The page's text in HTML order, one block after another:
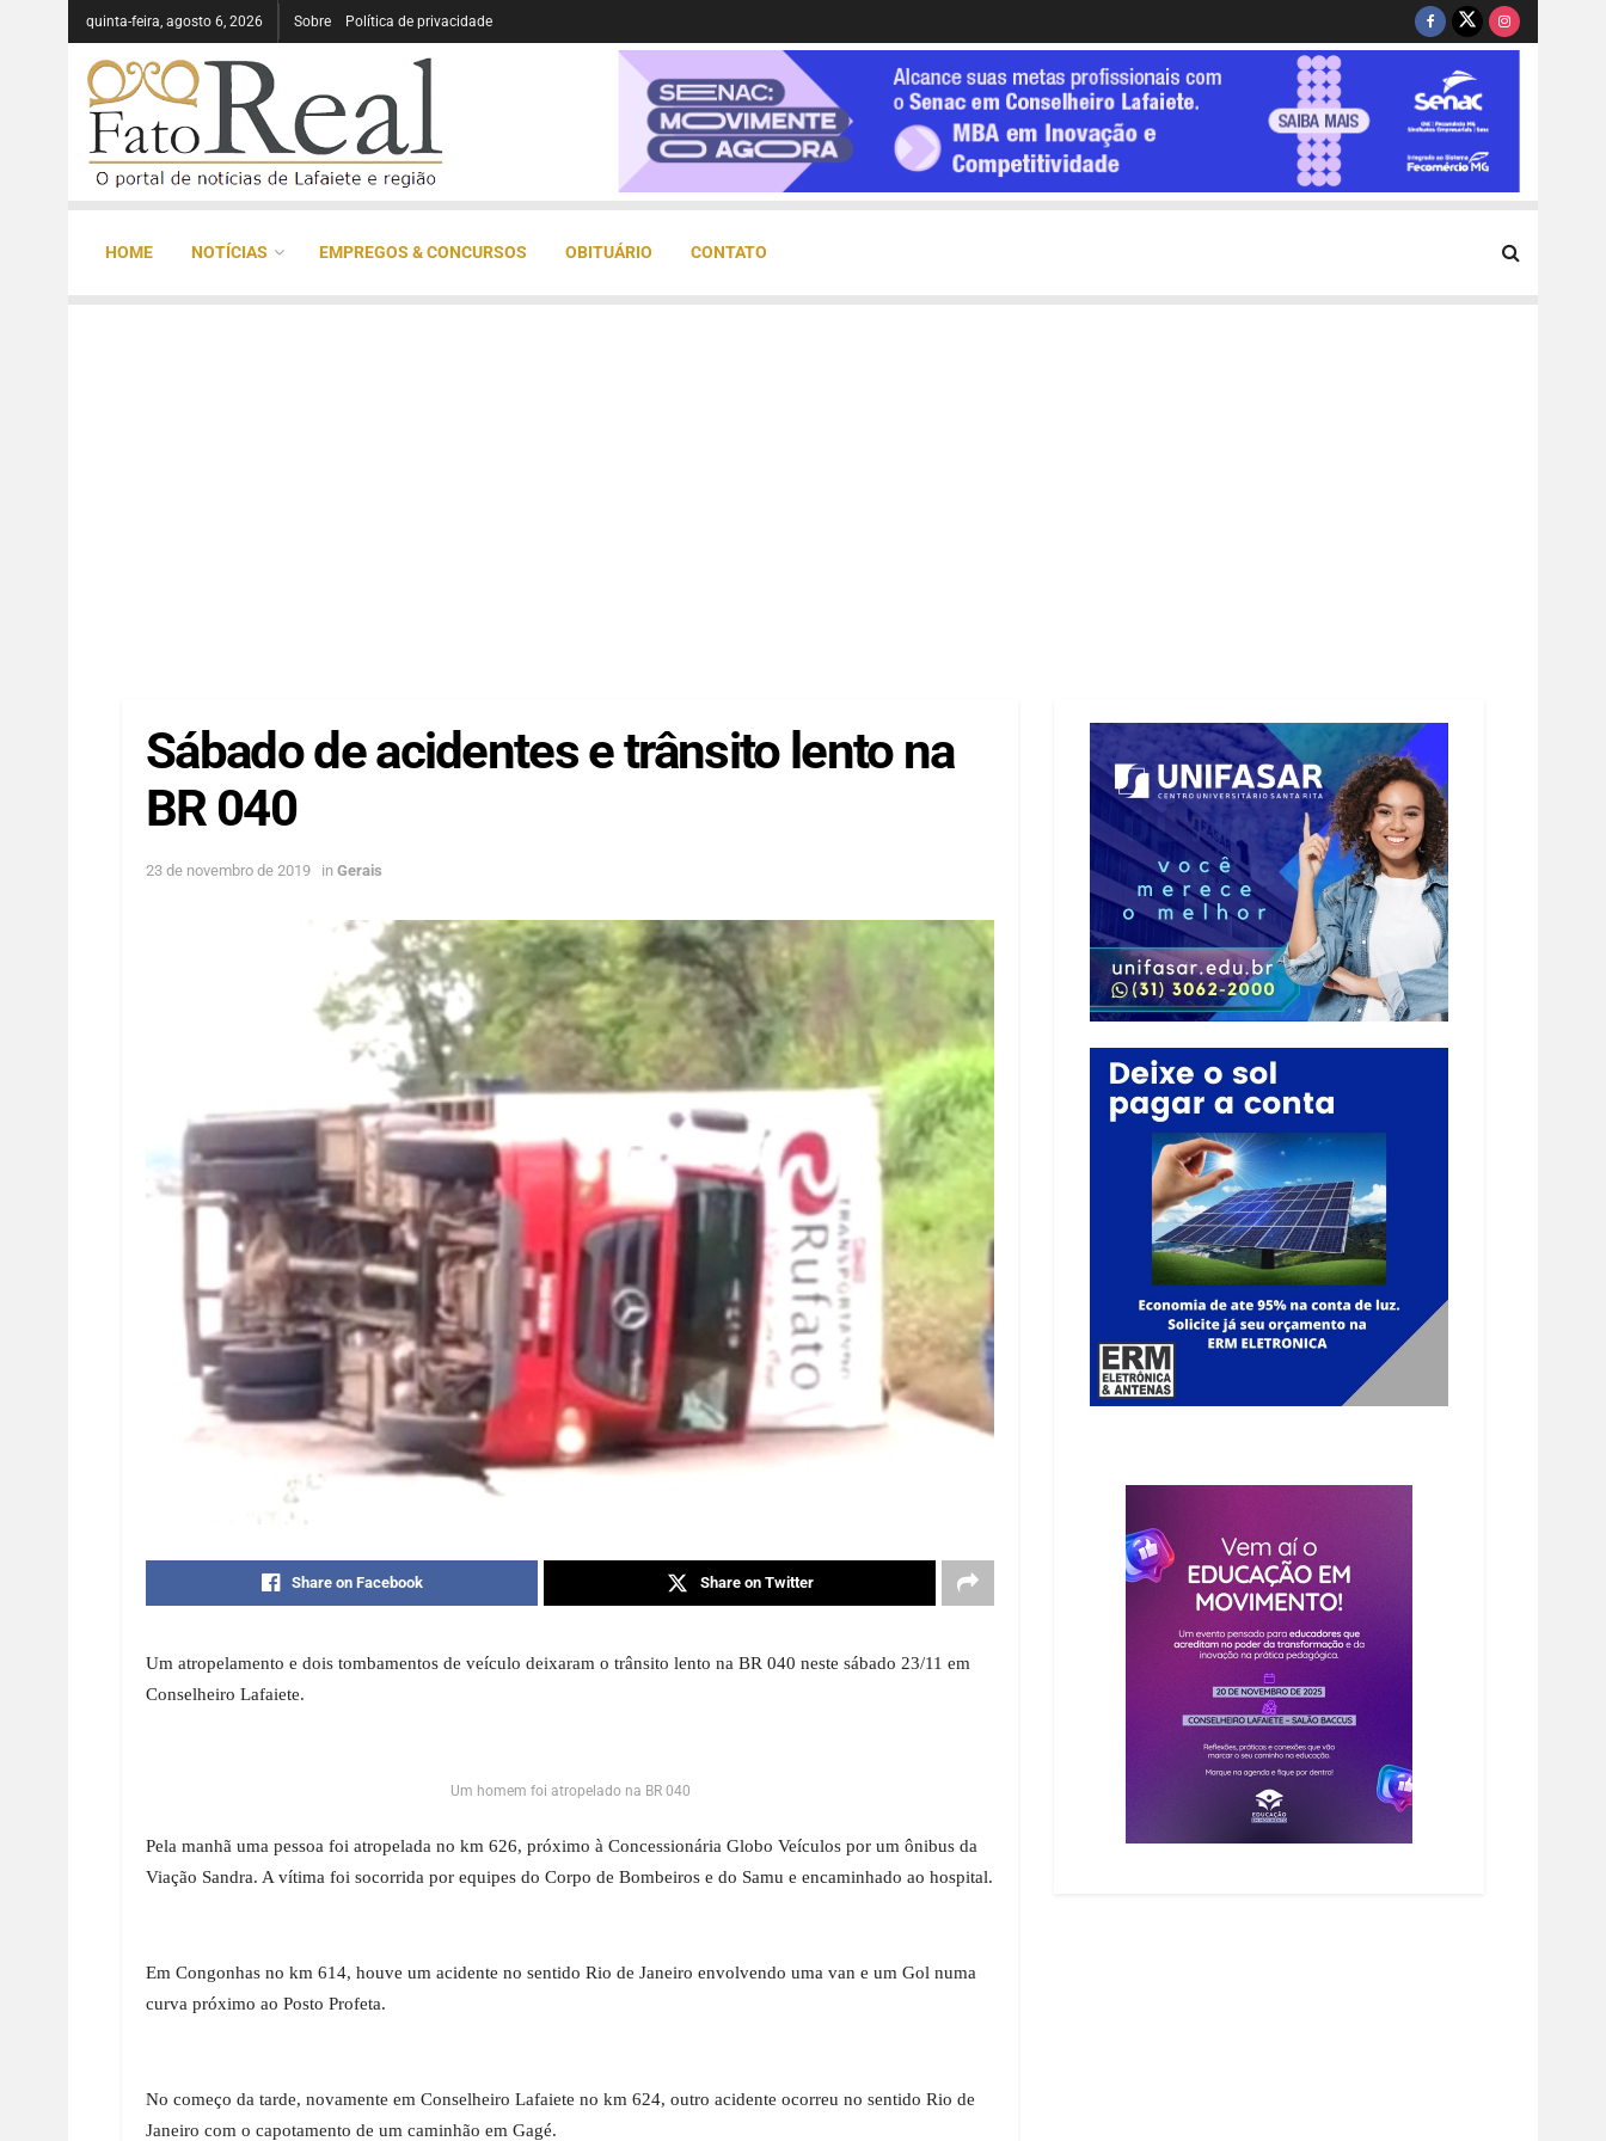
quinta-feira, agosto 6, 2026 Sobre Política de privacidade
HOME NOTÍCIAS EMPREGOS & CONCURSOS OBITUÁRIO CONTATO
Sábado de acidentes e trânsito lento na
BR 040
23 de novembro de 2019 in Gerais
Share on Facebook Share on Twitter
Um atropelamento e dois tombamentos de veículo deixaram o trânsito lento na BR 040 neste sábado 23/11 em
Conselheiro Lafaiete.
Um homem foi atropelado na BR 040
Pela manhã uma pessoa foi atropelada no km 626, próximo à Concessionária Globo Veículos por um ônibus da
Viação Sandra. A vítima foi socorrida por equipes do Corpo de Bombeiros e do Samu e encaminhado ao hospital.
Em Congonhas no km 614, houve um acidente no sentido Rio de Janeiro envolvendo uma van e um Gol numa
curva próximo ao Posto Profeta.
No começo da tarde, novamente em Conselheiro Lafaiete no km 624, outro acidente ocorreu no sentido Rio de
Janeiro com o capotamento de um caminhão em Gagé.